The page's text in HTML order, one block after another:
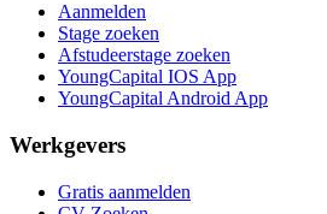
Aanmelden
Stage zoeken
Afstudeerstage zoeken
YoungCapital IOS App
YoungCapital Android App
Werkgevers
Gratis aanmelden